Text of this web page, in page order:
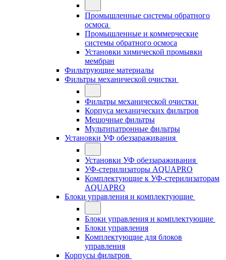
Промышленные системы обратного
осмоса
Промышленные и коммерческие
системы обратного осмоса
Установки химической промывки
мембран
Фильтрующие материалы
Фильтры механической очистки
Фильтры механической очистки
Корпуса механических фильтров
Мешочные фильтры
Мультипатронные фильтры
Установки УФ обеззараживания
Установки УФ обеззараживания
УФ-стерилизаторы AQUAPRO
Комплектующие к УФ-стерилизаторам
AQUAPRO
Блоки управления и комплектующие
Блоки управления и комплектующие
Блоки управления
Комплектующие для блоков
управления
Корпусы фильтров